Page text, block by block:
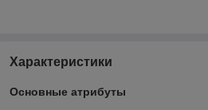
Характеристики
Основные атрибуты